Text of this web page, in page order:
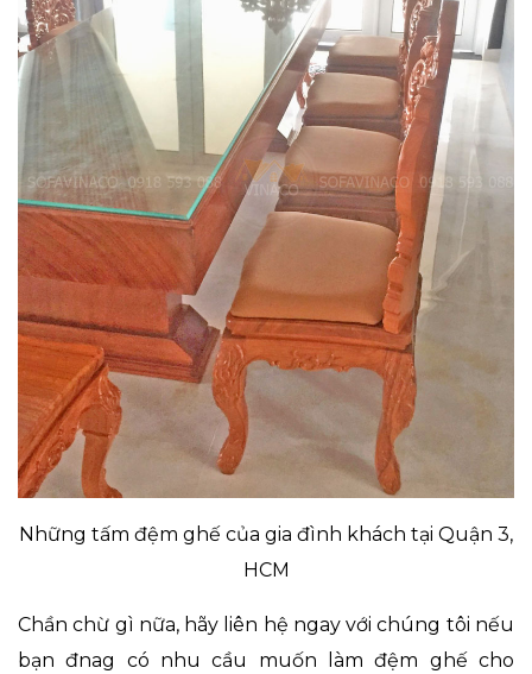
Những tấm đệm ghế của gia đình khách tại Quận 3,
HCM
Chần chừ gì nữa, hãy liên hệ ngay với chúng tôi nếu
bạn đnag có nhu cầu muốn làm đệm ghế cho